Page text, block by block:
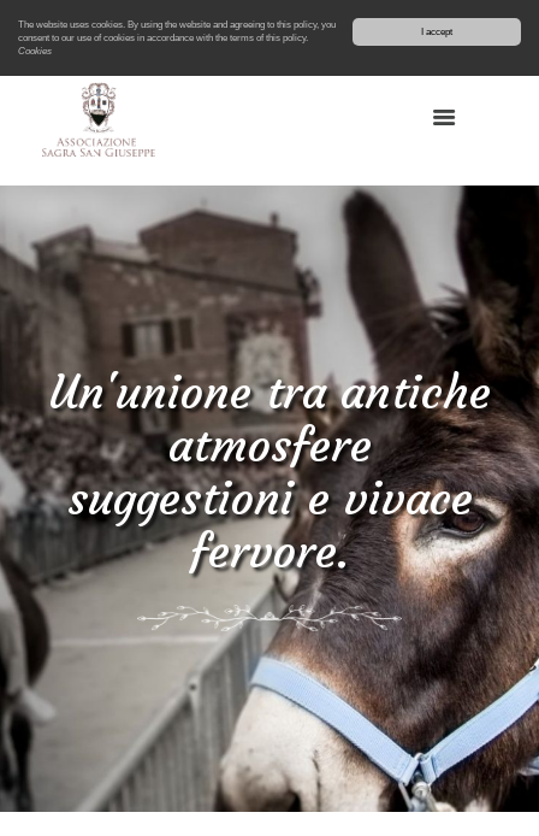
I accept
The website uses cookies. By using the website and agreeing to this policy, you
consent to our use of cookies in accordance with the terms of this policy.
Cookies
Un'unione tra antiche
atmosfere
suggestioni e vivace
fervore.